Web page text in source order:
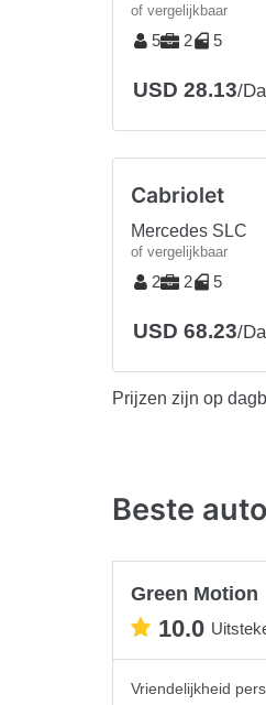
of vergelijkbaar
5 2 5
USD 28.13/
Cabriolet
Mercedes SLC
of vergelijkbaar
2 2 5
USD 68.23/
Prijzen zijn op
Beste
Green Motion
10.0
Vriendelijkheid